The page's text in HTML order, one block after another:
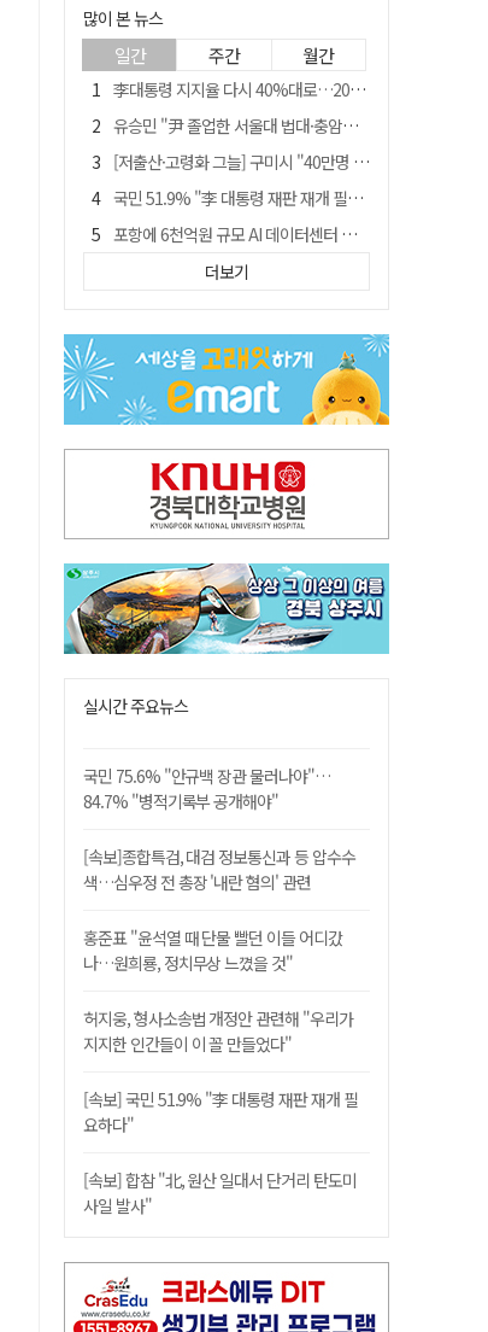
많이 본 뉴스
일간 주간 월간
李대통령 지지율 다시 40%대로…20대는 18.8%p 급락
유승민 "尹 졸업한 서울대 법대·충암고도 없애야"…李 육사 통합 직격
[저출산·고령화 그늘] 구미시 "40만명 사수" 고령군 "3만명대 회복"
국민 51.9% "李 대통령 재판 재개 필요하다"
포항에 6천억원 규모 AI 데이터센터 들어선다
李대통령 "육사 출신이 또 쿠데타 할 수도"…육사 총동창회 "정치적 보복"
경북 영천시, 9월부터 11월까지 반값 여행 혜택 제공
"김용민, 흑백논리로 세상 보는 듯" 검찰 내부서 지탄
월 매출 9천만원에도 문 닫는 영양 젖소농장… "일할 사람이 없어"
더보기
실시간 주요뉴스
국민 75.6% "안규백 장관 물러나야"…
84.7% "병적기록부 공개해야"
[속보]종합특검, 대검 정보통신과 등 압수수
색…심우정 전 총장 '내란 혐의' 관련
홍준표 "윤석열 때 단물 빨던 이들 어디갔
나…원희룡, 정치무상 느꼈을 것"
허지웅, 형사소송법 개정안 관련해 "우리가
지지한 인간들이 이 꼴 만들었다"
[속보] 국민 51.9% "李 대통령 재판 재개 필
요하다"
[속보] 합참 "北, 원산 일대서 단거리 탄도미
사일 발사"